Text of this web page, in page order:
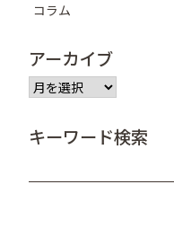
コラム
アーカイブ
ア
ー
イ
キーワード検索